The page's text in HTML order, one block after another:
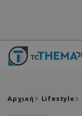
Αρχική Lifestyle